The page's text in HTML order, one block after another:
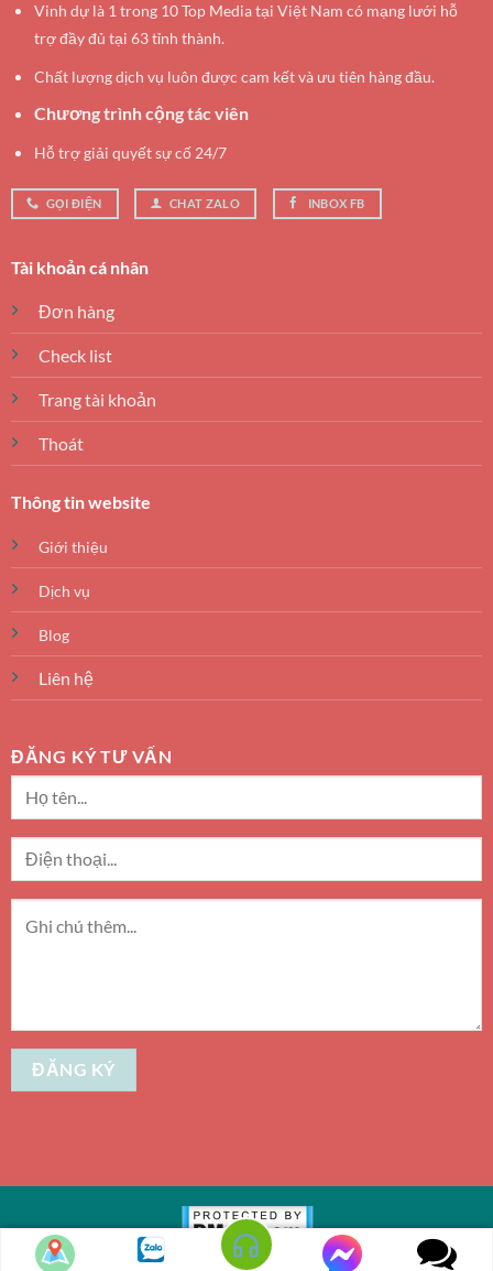
Vinh dự là 1 trong 10 Top Media tại Việt Nam có mạng lưới hỗ
trợ đầy đủ tại 63 tỉnh thành.
Chất lượng dịch vụ luôn được cam kết và ưu tiên hàng đầu.
Chương trình cộng tác viên
Hỗ trợ giải quyết sự cố 24/7
GỌI ĐIỆN CHAT ZALO INBOX FB
Tài khoản cá nhân
Đơn hàng
Check list
Trang tài khoản
Thoát
Thông tin website
Giới thiệu
Dịch vụ
Blog
Liên hệ
ĐĂNG KÝ TƯ VẤN
Copyright 2010 - 2026 © Up Top Media